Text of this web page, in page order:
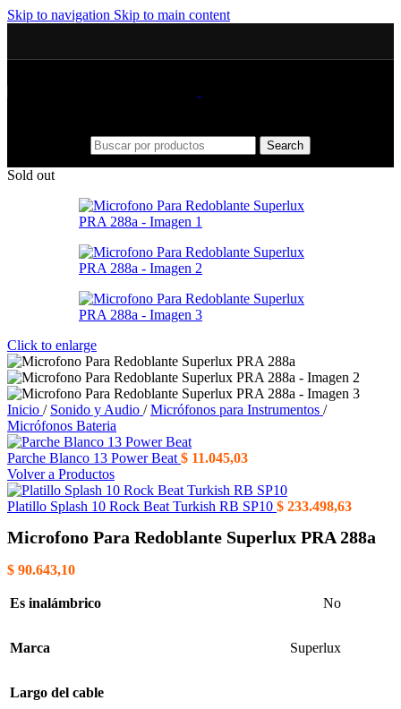
Skip to navigation Skip to main content
Search
Sold out
Click to enlarge
Inicio / Sonido y Audio / Micrófonos para Instrumentos /
Micrófonos Bateria
Parche Blanco 13 Power Beat $ 11.045,03
Volver a Productos
Platillo Splash 10 Rock Beat Turkish RB SP10 $ 233.498,63
Microfono Para Redoblante Superlux PRA 288a
$ 90.643,10
Es inalámbrico No
Marca Superlux
Largo del cable